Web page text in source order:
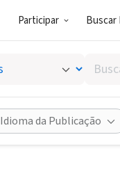
Participar Buscar
Buscar
por
chave,
ou
Idioma da Publicação